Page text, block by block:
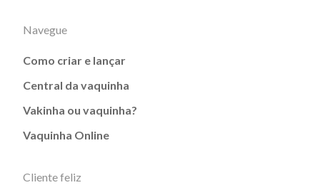
Navegue
Como criar e lançar
Central da vaquinha
Vakinha ou vaquinha?
Vaquinha Online
Cliente feliz